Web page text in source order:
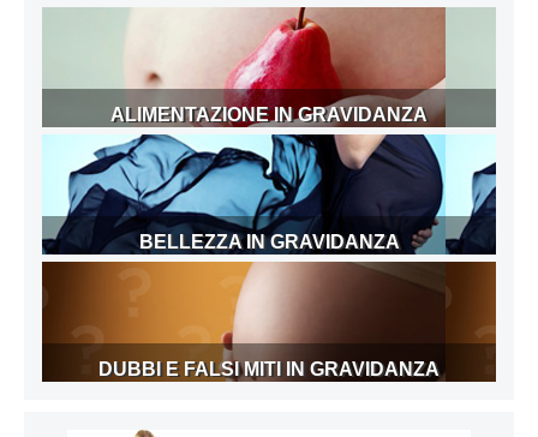
ALIMENTAZIONE IN GRAVIDANZA
BELLEZZA IN GRAVIDANZA
DUBBI E FALSI MITI IN GRAVIDANZA